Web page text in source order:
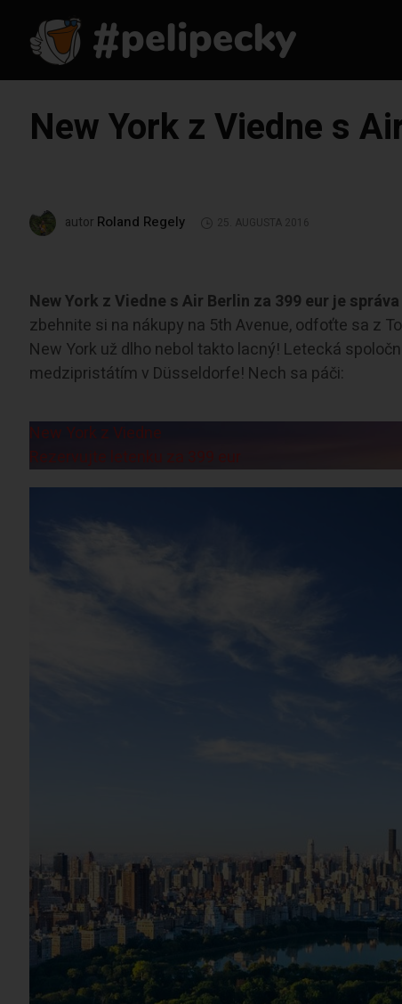
New York z Viedne s
autor Roland Regely 25. AUGUSTA 2016
New York z Viedne s Air Berlin za 399 eur je
zbehnite si na nákupy na 5th Avenue, odfoťte sa z
New York už dlho nebol takto lacný! Letecká
medzipristátím v Düsseldorfe! Nech sa páči:
New York z Viedne
Rezervujte letenku za 399 eur